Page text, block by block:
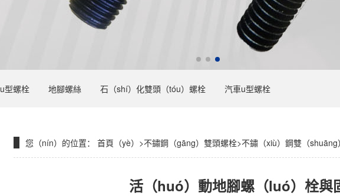
u型螺栓 地腳螺絲 石（shí）化雙頭（tóu）螺栓 汽車u型螺栓
您（nín）的位置： 首頁（yè） >不鏽鋼（gāng）雙頭螺栓>不鏽（xiù）鋼雙（
活（huó）動地腳螺（luó）栓與